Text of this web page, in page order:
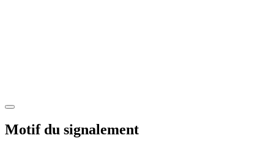
Motif du signalement